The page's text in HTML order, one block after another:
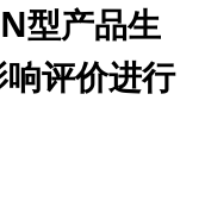
型产品生
评价进行